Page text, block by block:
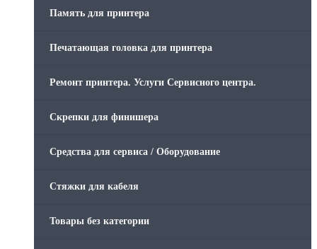
Память для принтера
Печатающая головка для принтера
Ремонт принтера. Услуги Сервисного центра.
Скрепки для финишера
Средства для сервиса / Оборудование
Стяжки для кабеля
Товары без категории